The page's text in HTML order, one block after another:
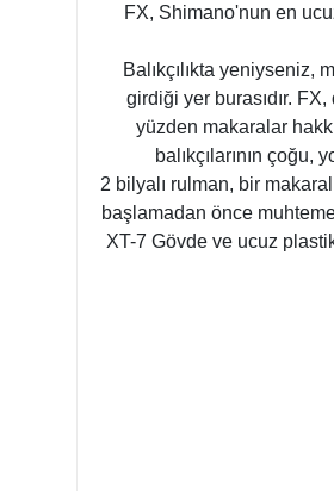
FX, Shimano'nun en
Balıkçılıkta yeniyseniz,
girdiği yer burasıdır.
yüzden makaralar
balıkçılarının
2 bilyalı rulman, bir
başlamadan önce
XT-7 Gövde ve ucuz